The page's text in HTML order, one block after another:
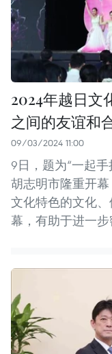
2024年越日文
之间的友谊和
09/03/2024 11:00
9日，题为“一起
胡志明市隆重开
文化特色的文化
幕，有助于进一步